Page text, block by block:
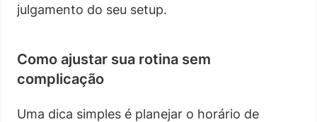
julgamento do seu setup.
Como ajustar sua rotina sem
complicação
Uma dica simples é planejar o horário de